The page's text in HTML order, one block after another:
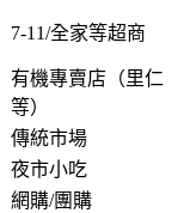
7-11/全家等超商
有機專賣店（里仁
等）
傳統市場
夜市小吃
網購/團購